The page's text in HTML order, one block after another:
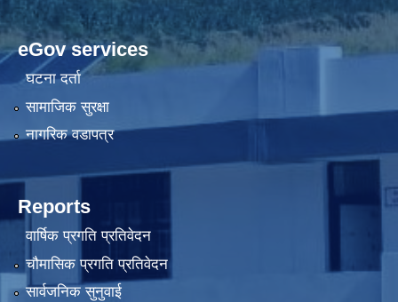
eGov services
घटना दर्ता
सामाजिक सुरक्षा
नागरिक वडापत्र
Reports
वार्षिक प्रगति प्रतिवेदन
चौमासिक प्रगति प्रतिवेदन
सार्वजनिक सुनुवाई